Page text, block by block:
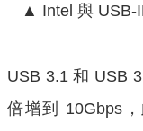
▲ Intel 與 USB-
USB 3.1 和 USB
倍增到 10Gbps